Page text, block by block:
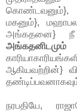
கொண்டவனும்},
மகனும்},
அங்கதனை} நீ
ஆகியவற்றின்}
நரபதியே,